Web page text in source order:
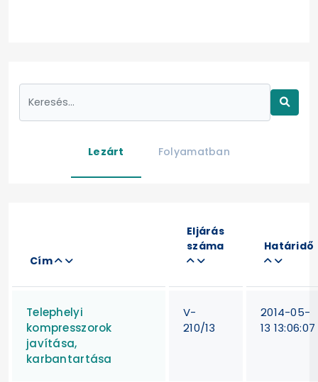
Lezárt Folyamatban
Cím
Eljárás
száma
Határidő
Telephelyi
kompresszorok
javítása,
karbantartása
V-
210/13
2014-05-
13 13:06:07